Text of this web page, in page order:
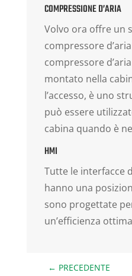
COMPRESSIONE D’ARIA
Volvo ora offre un
compressore
compressore
montato nella
l’accesso, è uno
può essere
cabina quando è
HMI
Tutte le interfacce
hanno una
sono progettate
un’efficienza
← PRECEDENTE